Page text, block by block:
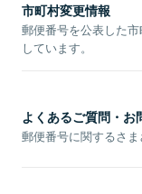
市町村変更情報
郵便番号を公表した
しています。
よくあるご質問・お
郵便番号に関するさま